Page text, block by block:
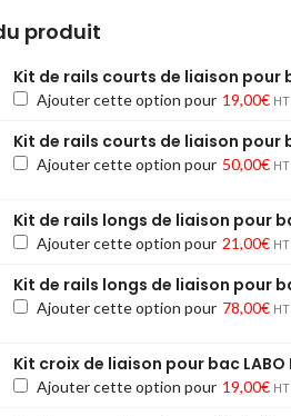
produit
Kit de rails courts de liaison pour
Ajouter cette option pour 19,00€ HT
Kit de rails courts de liaison pour
Ajouter cette option pour 50,00€ HT
Kit de rails longs de liaison pour
Ajouter cette option pour 21,00€ HT
Kit de rails longs de liaison pour
Ajouter cette option pour 78,00€ HT
Kit croix de liaison pour bac LABO
Ajouter cette option pour 19,00€ HT